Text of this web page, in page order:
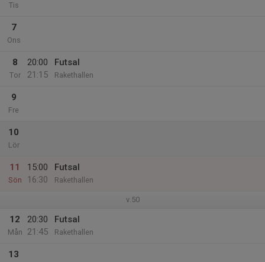
Tis
7
Ons
8
Tor
20:00
21:15
Futsal
Rakethallen
9
Fre
10
Lör
11
Sön
15:00
16:30
Futsal
Rakethallen
v.50
12
Mån
20:30
21:45
Futsal
Rakethallen
13